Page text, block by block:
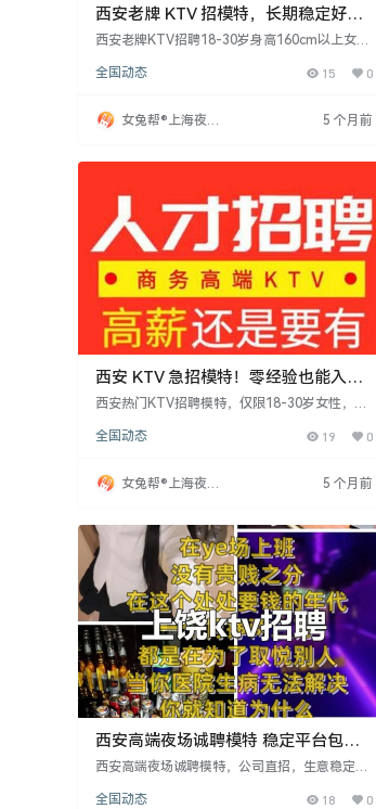
西安老牌 KTV 招模特，长期稳定好赚
钱​
西安老牌KTV招聘18-30岁身高160cm以上女模
定，多为高层次客户，无需担心没活儿。日常工
结，1600-2800元，额外活动有提成，收入可
观。提供包机票、食宿等福利。
全国动态 15 0
女兔帮®上海夜场
5 个月前
西安 KTV 急招模特！零经验也能入
职，大经理带 + 日结高薪
西安热门KTV招聘模特，仅限18-30岁女性，身
商圈，客户多为企业高管等优质人群，无需自己
气氛，偶尔递送物品，大经理1对1带教，新人3
天内即可独立赚钱。工资日结，日薪1600-2800
全国动态 19 0
女兔帮®上海夜场
5 个月前
西安高端夜场诚聘模特 稳定平台包住
宿
西安高端夜场诚聘模特，公司直招，生意稳定，
薪资日结。建议直接联系驻场经理，避免中介，
全国动态 18 0